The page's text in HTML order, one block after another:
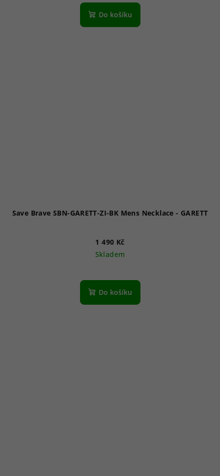
Do košíku
Save Brave SBN-GARETT-ZI-BK Mens Necklace - GARETT
1 490 Kč
Skladem
Do košíku